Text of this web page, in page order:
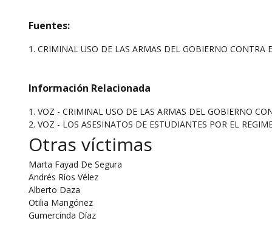
Fuentes:
1. CRIMINAL USO DE LAS ARMAS DEL GOBIERNO
Información Relacionada
1. VOZ - CRIMINAL USO DE LAS ARMAS DEL GOBIERNO
2. VOZ - LOS ASESINATOS DE ESTUDIANTES POR EL
Otras víctimas
Marta Fayad De Segura
Andrés Ríos Vélez
Alberto Daza
Otilia Mangónez
Gumercinda Díaz